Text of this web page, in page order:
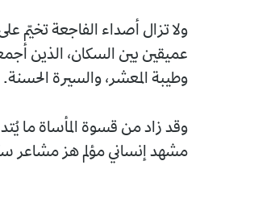
ولا تزال أصداء الفاجعة
عميقين بين السكان، الذين
وطيبة المعشر، والسيرة الحسنة.
وقد زاد من قسوة المأساة ما
مشهد إنساني مؤلم هز مشاعر